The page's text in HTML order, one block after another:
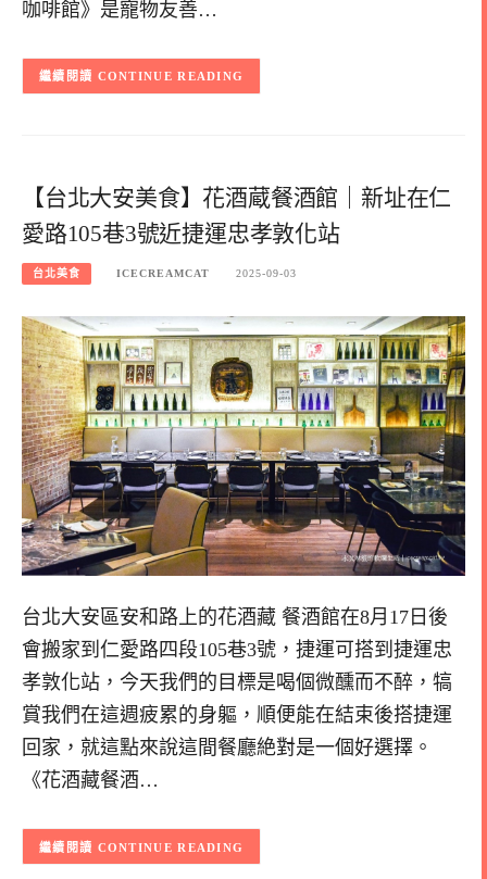
咖啡館》是寵物友善…
CONTINUE READING
【台北大安美食】花酒蔵餐酒館｜新址在仁
愛路105巷3號近捷運忠孝敦化站
台北美食 ICECREAMCAT 2025-09-03
台北大安區安和路上的花酒藏 餐酒館在8月17日後
會搬家到仁愛路四段105巷3號，捷運可搭到捷運忠
孝敦化站，今天我們的目標是喝個微醺而不醉，犒
賞我們在這週疲累的身軀，順便能在結束後搭捷運
回家，就這點來說這間餐廳絶對是一個好選擇。
《花酒藏餐酒…
CONTINUE READING